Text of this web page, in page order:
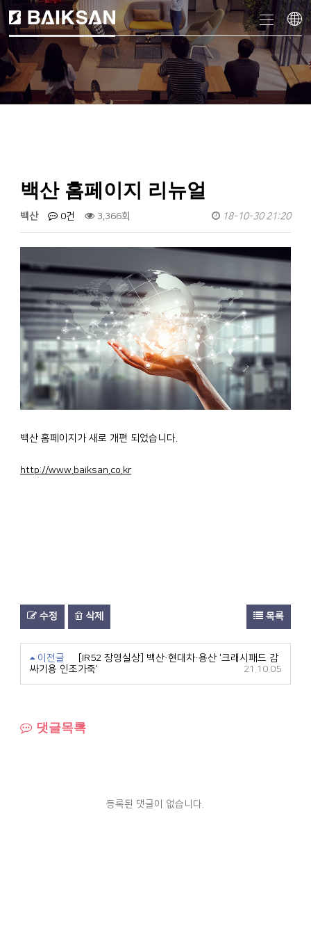
백산 홈페이지 리뉴얼
백산 0건 3,366회 18-10-30 21:20
백산 홈페이지가 새로 개편 되었습니다.
http://www.baiksan.co.kr
수정 삭제 목록
이전글
[IR52 장영실상] 백산·현대차·용산 '크래시패드 감
싸기용 인조가죽'
21.10.05
댓글목록
등록된 댓글이 없습니다.